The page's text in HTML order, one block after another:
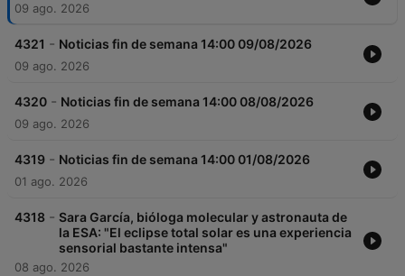
09 ago. 2026
4321 - Noticias fin de semana 14:00 09/08/2026
09 ago. 2026
4320 - Noticias fin de semana 14:00 08/08/2026
09 ago. 2026
4319 - Noticias fin de semana 14:00 01/08/2026
01 ago. 2026
4318 - Sara García, bióloga molecular y astronauta de
la ESA: "El eclipse total solar es una experiencia
sensorial bastante intensa"
08 ago. 2026